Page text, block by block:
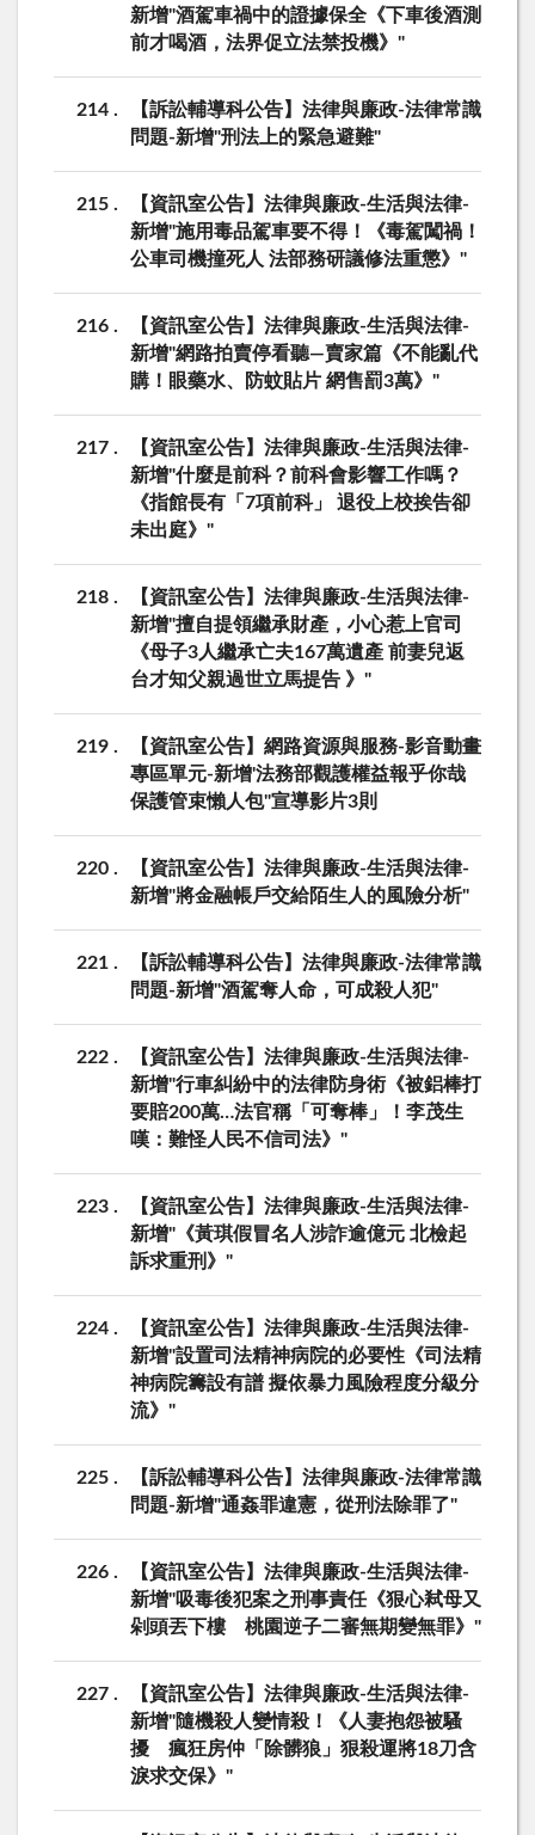
新增"酒駕車禍中的證據保全《下車後酒測
前才喝酒，法界促立法禁投機》"
214
【訴訟輔導科公告】法律與廉政-法律常識
問題-新增"刑法上的緊急避難"
215
【資訊室公告】法律與廉政-生活與法律-
新增"施用毒品駕車要不得！《毒駕闖禍！
公車司機撞死人 法部務研議修法重懲》"
216
【資訊室公告】法律與廉政-生活與法律-
新增"網路拍賣停看聽—賣家篇《不能亂代
購！眼藥水、防蚊貼片 網售罰3萬》"
217
【資訊室公告】法律與廉政-生活與法律-
新增"什麼是前科？前科會影響工作嗎？
《指館長有「7項前科」 退役上校挨告卻
未出庭》"
218
【資訊室公告】法律與廉政-生活與法律-
新增"擅自提領繼承財產，小心惹上官司
《母子3人繼承亡夫167萬遺產 前妻兒返
台才知父親過世立馬提告 》"
219
【資訊室公告】網路資源與服務-影音動畫
專區單元-新增'法務部觀護權益報乎你哉
保護管束懶人包"宣導影片3則
220
【資訊室公告】法律與廉政-生活與法律-
新增"將金融帳戶交給陌生人的風險分析"
221
【訴訟輔導科公告】法律與廉政-法律常識
問題-新增"酒駕奪人命，可成殺人犯"
222
【資訊室公告】法律與廉政-生活與法律-
新增"行車糾紛中的法律防身術《被鋁棒打
要賠200萬…法官稱「可奪棒」！李茂生
嘆：難怪人民不信司法》"
223
【資訊室公告】法律與廉政-生活與法律-
新增"《黃琪假冒名人涉詐逾億元 北檢起
訴求重刑》"
224
【資訊室公告】法律與廉政-生活與法律-
新增"設置司法精神病院的必要性《司法精
神病院籌設有譜 擬依暴力風險程度分級分
流》"
225
【訴訟輔導科公告】法律與廉政-法律常識
問題-新增"通姦罪違憲，從刑法除罪了"
226
【資訊室公告】法律與廉政-生活與法律-
新增"吸毒後犯案之刑事責任《狠心弒母又
剁頭丟下樓 桃園逆子二審無期變無罪》"
227
【資訊室公告】法律與廉政-生活與法律-
新增"隨機殺人變情殺！《人妻抱怨被騷
擾 瘋狂房仲「除髒狼」狠殺運將18刀含
淚求交保》"